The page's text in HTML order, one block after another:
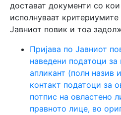
достават документи со
исполнуваат
Јавниот повик и тоа
Пријава по Јавниот
наведени податоци
апликант (полн назив
контакт податоци за
потпис на овластено
правното лице, во